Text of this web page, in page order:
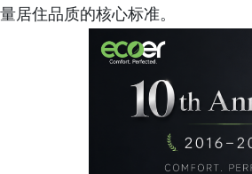
量居住品质的核心标准。